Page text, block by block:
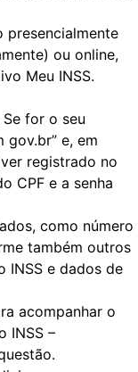
presencialmente
ou online,
Meu INSS.
Se for o seu
gov.br” e, em
registrado no
CPF e a senha
como número
também outros
INSS e dados de
acompanhar o
INSS –